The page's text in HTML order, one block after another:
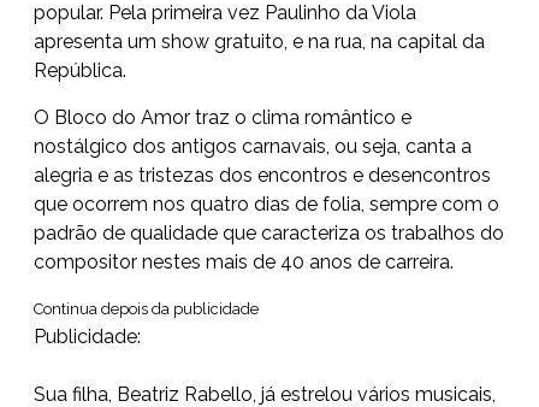
popular. Pela primeira vez Paulinho da Viola
apresenta um show gratuito, e na rua, na capital da
República.
O Bloco do Amor traz o clima romântico e
nostálgico dos antigos carnavais, ou seja, canta a
alegria e as tristezas dos encontros e desencontros
que ocorrem nos quatro dias de folia, sempre com o
padrão de qualidade que caracteriza os trabalhos do
compositor nestes mais de 40 anos de carreira.
Continua depois da publicidade
Publicidade:
Sua filha, Beatriz Rabello, já estrelou vários musicais,